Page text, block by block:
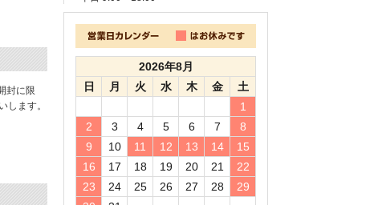
封に限
します。
2026年8月
日
月 火 水 木 金
土
1
2
3 4 5 6 7
8
9
10 11 12 13 14
15
16
17 18 19 20 21
22
23
24 25 26 27 28
29